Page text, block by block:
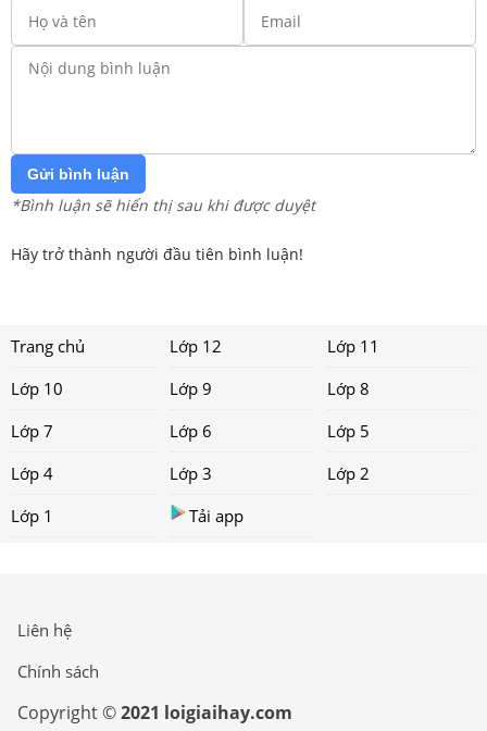
Gửi bình luận
*Bình luận sẽ hiển thị sau khi được duyệt
Hãy trở thành người đầu tiên bình luận!
Trang chủ Lớp 12
Lớp 11
Lớp 10
Lớp 9
Lớp 8
Lớp 7
Lớp 6
Lớp 5
Lớp 4
Lớp 3
Lớp 2
Lớp 1
Tải app
Liên hệ
Chính sách
Copyright ©2021 loigiaihay.com